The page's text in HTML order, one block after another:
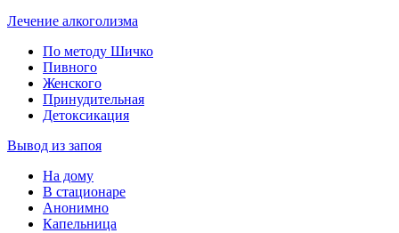
Лечение алкоголизма
По методу Шичко
Пивного
Женского
Принудительная
Детоксикация
Вывод из запоя
На дому
В стационаре
Анонимно
Капельница